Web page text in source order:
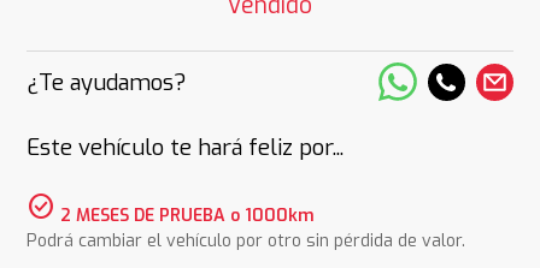
¿Te ayudamos?
Este vehículo te hará feliz por...
check_circle 2 MESES DE PRUEBA o 1000km
Podrá cambiar el vehículo por otro sin pérdida de valor.